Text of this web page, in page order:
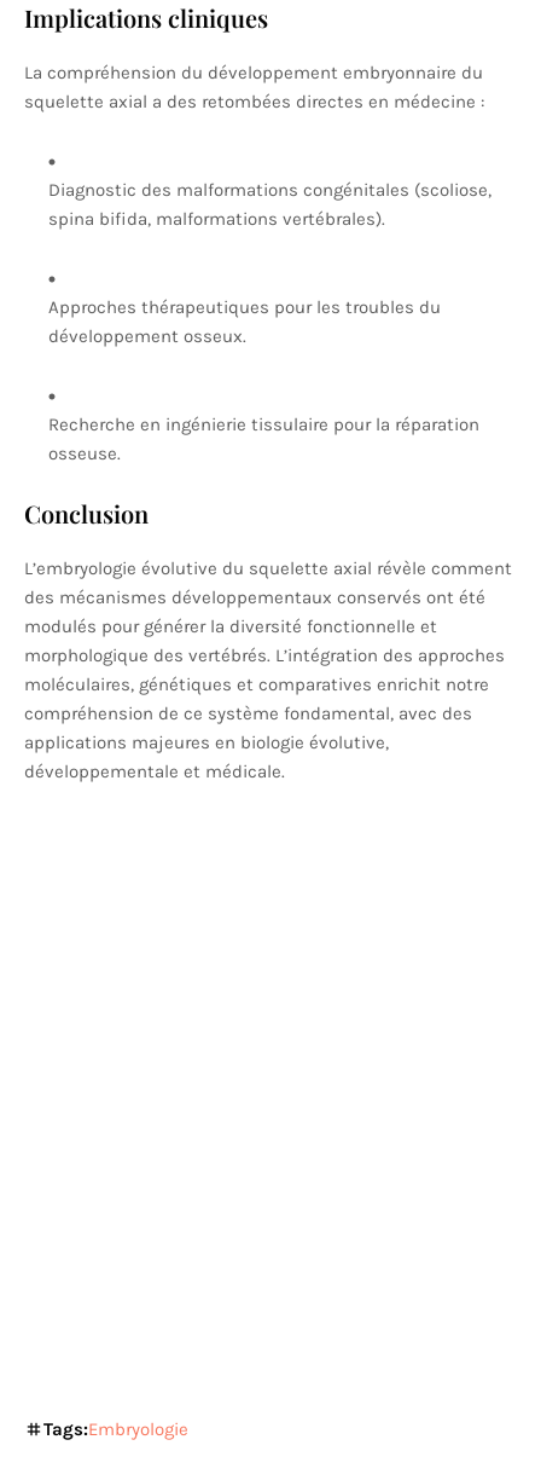
Implications cliniques
La compréhension du développement embryonnaire du
squelette axial a des retombées directes en médecine :
Diagnostic des malformations congénitales (scoliose,
spina bifida, malformations vertébrales).
Approches thérapeutiques pour les troubles du
développement osseux.
Recherche en ingénierie tissulaire pour la réparation
osseuse.
Conclusion
L’embryologie évolutive du squelette axial révèle comment
des mécanismes développementaux conservés ont été
modulés pour générer la diversité fonctionnelle et
morphologique des vertébrés. L’intégration des approches
moléculaires, génétiques et comparatives enrichit notre
compréhension de ce système fondamental, avec des
applications majeures en biologie évolutive,
développementale et médicale.
Tags:Embryologie